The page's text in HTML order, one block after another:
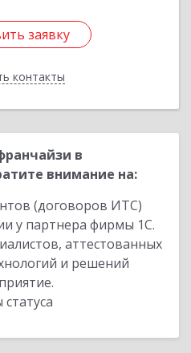
заявку
контакты
заявку
в
внимание на:
(договоров ИТС)
у партнера фирмы 1С.
аттестованных
и решений